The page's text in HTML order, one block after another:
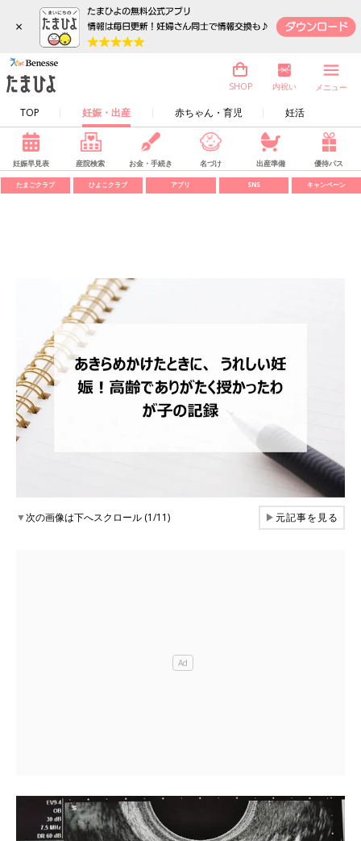
×
TOP 妊娠・出産 赤ちゃん・育児 妊活
SHOP 内祝い メニュー
妊娠早見表 産院検索 お金・手続き 名づけ 出産準備 優待パス
たまごクラブ ひよこクラブ アプリ SNS キャンペーン
▼次の画像は下へスクロール (1/11) ▶元記事を見る